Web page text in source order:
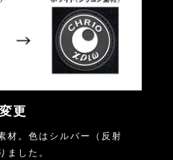
更
材。色はシルバー（反射
した。